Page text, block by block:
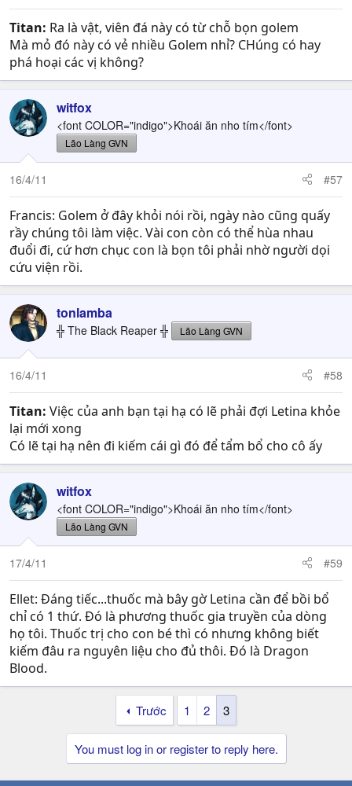
Titan: Ra là vật, viên đá này có từ chỗ bọn golem
Mà mỏ đó này có vẻ nhiều Golem nhỉ? CHúng có hay
phá hoại các vị không?
witfox
<font COLOR="indigo">Khoái ăn nho tím</font>
Lão Làng GVN
16/4/11 #57
Francis: Golem ở đây khỏi nói rồi, ngày nào cũng quấy
rầy chúng tôi làm việc. Vài con còn có thể hùa nhau
đuổi đi, cứ hơn chục con là bọn tôi phải nhờ người dọi
cứu viện rồi.
tonlamba
╬ The Black Reaper ╬ Lão Làng GVN
16/4/11 #58
Titan: Việc của anh bạn tại hạ có lẽ phải đợi Letina khỏe
lại mới xong
Có lẽ tại hạ nên đi kiếm cái gì đó để tẩm bổ cho cô ấy
witfox
<font COLOR="indigo">Khoái ăn nho tím</font>
Lão Làng GVN
17/4/11 #59
Ellet: Đáng tiếc...thuốc mà bây gờ Letina cần để bồi bổ
chỉ có 1 thứ. Đó là phương thuốc gia truyền của dòng
họ tôi. Thuốc trị cho con bé thì có nhưng không biết
kiếm đâu ra nguyên liệu cho đủ thôi. Đó là Dragon
Blood.
Trước 1 2 3
You must log in or register to reply here.